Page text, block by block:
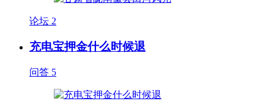
论坛 2
充电宝押金什么时候退
问答 5